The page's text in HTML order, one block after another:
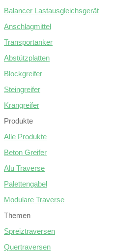
Balancer Lastausgleichsgerät
Anschlagmittel
Transportanker
Abstützplatten
Blockgreifer
Steingreifer
Krangreifer
Produkte
Alle Produkte
Beton Greifer
Alu Traverse
Palettengabel
Modulare Traverse
Themen
Spreiztraversen
Quertraversen